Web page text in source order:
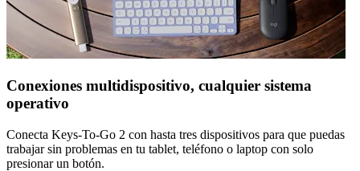
Conexiones multidispositivo, cualquier sistema
operativo
Conecta Keys-To-Go 2 con hasta tres dispositivos para que puedas
trabajar sin problemas en tu tablet, teléfono o laptop con solo
presionar un botón.